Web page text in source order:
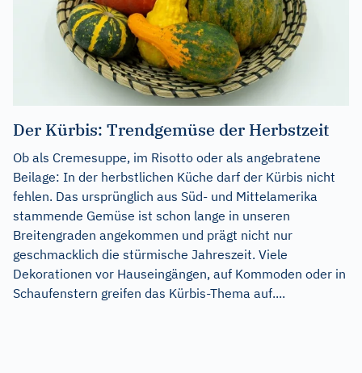
Der Kürbis: Trendgemüse der Herbstzeit
Ob als Cremesuppe, im Risotto oder als angebratene
Beilage: In der herbstlichen Küche darf der Kürbis nicht
fehlen. Das ursprünglich aus Süd- und Mittelamerika
stammende Gemüse ist schon lange in unseren
Breitengraden angekommen und prägt nicht nur
geschmacklich die stürmische Jahreszeit. Viele
Dekorationen vor Hauseingängen, auf Kommoden oder in
Schaufenstern greifen das Kürbis-Thema auf....